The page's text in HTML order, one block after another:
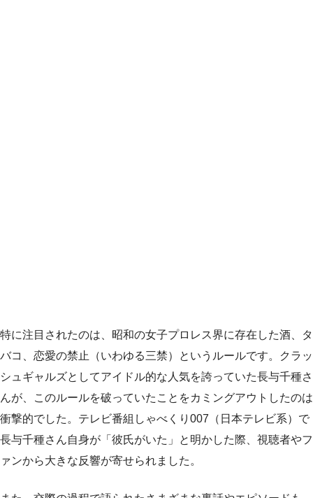
特に注目されたのは、昭和の女子プロレス界に存在した酒、タ
バコ、恋愛の禁止（いわゆる三禁）というルールです。クラッ
シュギャルズとしてアイドル的な人気を誇っていた長与千種さ
んが、このルールを破っていたことをカミングアウトしたのは
衝撃的でした。テレビ番組しゃべくり007（日本テレビ系）で
長与千種さん自身が「彼氏がいた」と明かした際、視聴者やフ
ァンから大きな反響が寄せられました。